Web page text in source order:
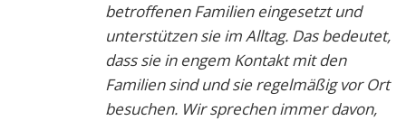
betroffenen Familien eingesetzt und
unterstützen sie im Alltag. Das bedeutet,
dass sie in engem Kontakt mit den
Familien sind und sie regelmäßig vor Ort
besuchen. Wir sprechen immer davon,